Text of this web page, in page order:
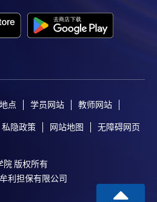
点 学员网站 教师网站
私隐政策 网站地图 无障碍网页
院 版权所有
利担保有限公司